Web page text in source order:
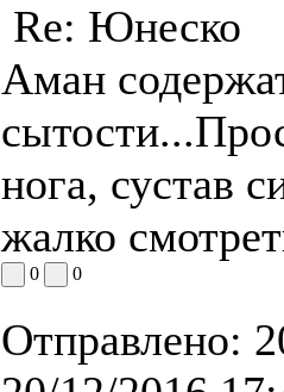
Re: Юнеско
Аман
нога, сустав
жалко
0 0
Отправлено: